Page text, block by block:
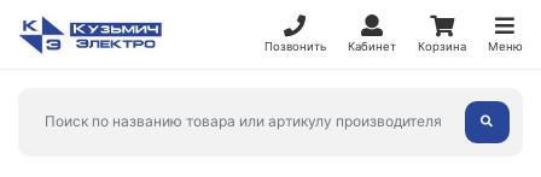
Позвонить Кабинет Корзина Меню